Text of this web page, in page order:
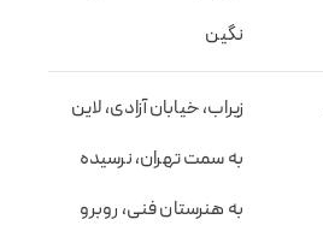
نگین
زیراب، خیابان آزادی، لاین
به سمت تهران، نرسیده
به هنرستان فنی، روبرو